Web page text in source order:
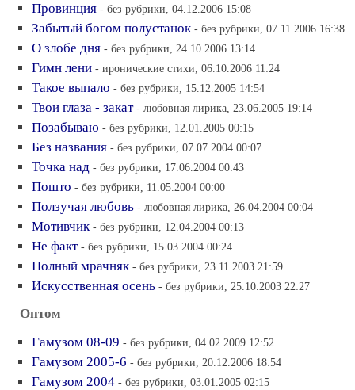
Провинция - без рубрики, 04.12.2006 15:08
Забытый богом полустанок - без рубрики, 07.11.2006 16:38
О злобе дня - без рубрики, 24.10.2006 13:14
Гимн лени - иронические стихи, 06.10.2006 11:24
Такое выпало - без рубрики, 15.12.2005 14:54
Твои глаза - закат - любовная лирика, 23.06.2005 19:14
Позабываю - без рубрики, 12.01.2005 00:15
Без названия - без рубрики, 07.07.2004 00:07
Точка над - без рубрики, 17.06.2004 00:43
Пошто - без рубрики, 11.05.2004 00:00
Ползучая любовь - любовная лирика, 26.04.2004 00:04
Мотивчик - без рубрики, 12.04.2004 00:13
Не факт - без рубрики, 15.03.2004 00:24
Полный мрачняк - без рубрики, 23.11.2003 21:59
Искусственная осень - без рубрики, 25.10.2003 22:27
Оптом
Гамузом 08-09 - без рубрики, 04.02.2009 12:52
Гамузом 2005-6 - без рубрики, 20.12.2006 18:54
Гамузом 2004 - без рубрики, 03.01.2005 02:15